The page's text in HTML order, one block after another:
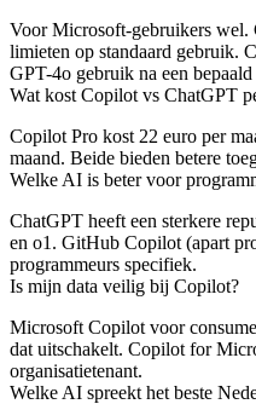
Voor Microsoft-gebruikers wel.
limieten op standaard gebruik.
GPT-4o gebruik na een
Wat kost Copilot vs ChatGPT
Copilot Pro kost 22 euro per
maand. Beide bieden betere
Welke AI is beter voor
ChatGPT heeft een sterkere
en o1. GitHub Copilot (apart
programmeurs specifiek.
Is mijn data veilig bij Copilot?
Microsoft Copilot voor
dat uitschakelt. Copilot for
organisatietenant.
Welke AI spreekt het beste